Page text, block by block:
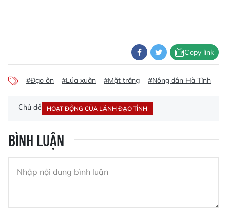
Copy link
#Đạo ôn #Lúa xuân #Mặt trăng #Nông dân Hà Tĩnh
Chủ đề HOẠT ĐỘNG CỦA LÃNH ĐẠO TỈNH
BÌNH LUẬN